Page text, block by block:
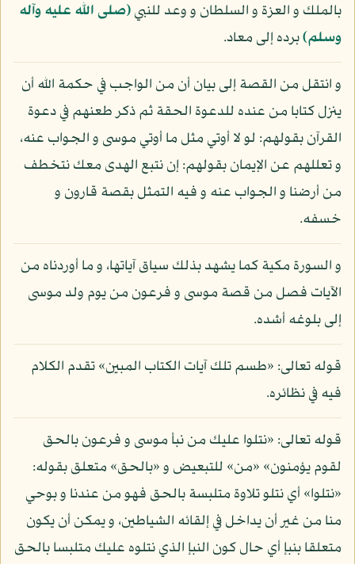
بالملك و العزة و السلطان و وعد للنبي(صلى الله عليه وآله
وسلم)برده إلى معاد.
و انتقل من القصة إلى بيان أن من الواجب في حكمة الله أن
ينزل كتابا من عنده للدعوة الحقة ثم ذكر طعنهم في دعوة
القرآن بقولهم: لو لا أوتي مثل ما أوتي موسى و الجواب عنه،
و تعللهم عن الإيمان بقولهم: إن نتبع الهدى معك نتخطف
من أرضنا و الجواب عنه و فيه التمثل بقصة قارون و
خسفه.
و السورة مكية كما يشهد بذلك سياق آياتها، و ما أوردناه من
الآيات فصل من قصة موسى و فرعون من يوم ولد موسى
إلى بلوغه أشده.
قوله تعالى: «طسم تلك آيات الكتاب المبين» تقدم الكلام
فيه في نظائره.
قوله تعالى: «نتلوا عليك من نبأ موسى و فرعون بالحق
لقوم يؤمنون» «من» للتبعيض و «بالحق» متعلق بقوله:
«نتلوا» أي نتلو تلاوة متلبسة بالحق فهو من عندنا و بوحي
منا من غير أن يداخل في إلقائه الشياطين، و يمكن أن يكون
متعلقا بنبإ أي حال كون النبإ الذي نتلوه عليك متلبسا بالحق